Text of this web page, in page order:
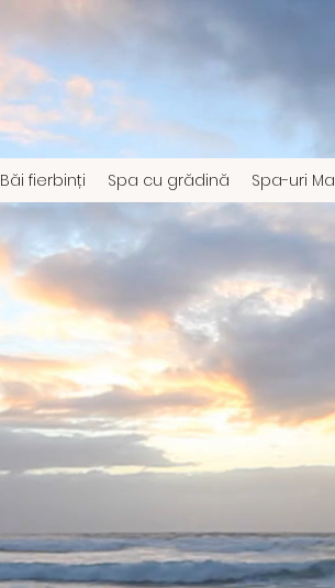
Băi fierbinți Spa cu grădină Spa-uri